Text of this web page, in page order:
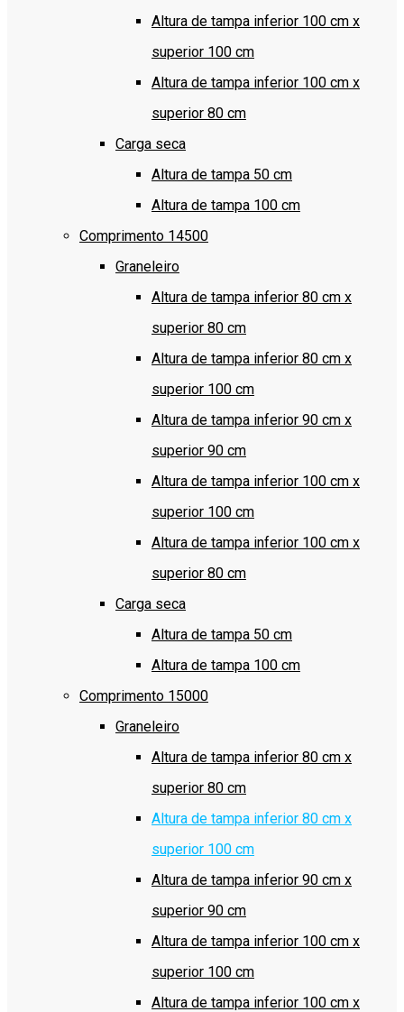
Altura de tampa inferior 100 cm x
superior 100 cm
Altura de tampa inferior 100 cm x
superior 80 cm
Carga seca
Altura de tampa 50 cm
Altura de tampa 100 cm
Comprimento 14500
Graneleiro
Altura de tampa inferior 80 cm x
superior 80 cm
Altura de tampa inferior 80 cm x
superior 100 cm
Altura de tampa inferior 90 cm x
superior 90 cm
Altura de tampa inferior 100 cm x
superior 100 cm
Altura de tampa inferior 100 cm x
superior 80 cm
Carga seca
Altura de tampa 50 cm
Altura de tampa 100 cm
Comprimento 15000
Graneleiro
Altura de tampa inferior 80 cm x
superior 80 cm
Altura de tampa inferior 80 cm x
superior 100 cm
Altura de tampa inferior 90 cm x
superior 90 cm
Altura de tampa inferior 100 cm x
superior 100 cm
Altura de tampa inferior 100 cm x